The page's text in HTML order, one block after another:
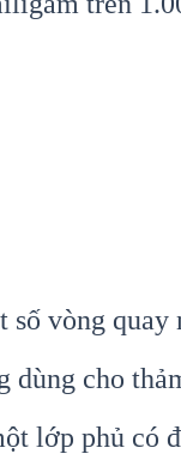
vòng quay
cho
lớp phủ có